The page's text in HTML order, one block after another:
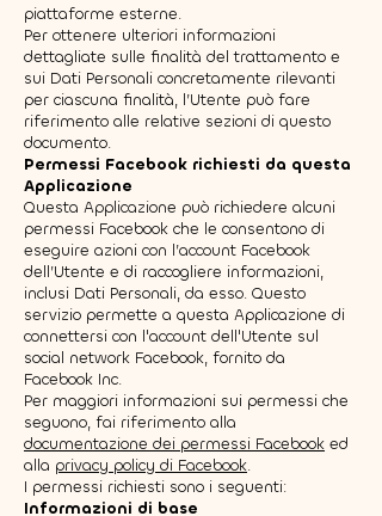
piattaforme esterne.
Per ottenere ulteriori informazioni
dettagliate sulle finalità del trattamento e
sui Dati Personali concretamente rilevanti
per ciascuna finalità, l’Utente può fare
riferimento alle relative sezioni di questo
documento.
Permessi Facebook richiesti da questa
Applicazione
Questa Applicazione può richiedere alcuni
permessi Facebook che le consentono di
eseguire azioni con l’account Facebook
dell’Utente e di raccogliere informazioni,
inclusi Dati Personali, da esso. Questo
servizio permette a questa Applicazione di
connettersi con l'account dell'Utente sul
social network Facebook, fornito da
Facebook Inc.
Per maggiori informazioni sui permessi che
seguono, fai riferimento alla
documentazione dei permessi Facebook ed
alla privacy policy di Facebook.
I permessi richiesti sono i seguenti:
Informazioni di base